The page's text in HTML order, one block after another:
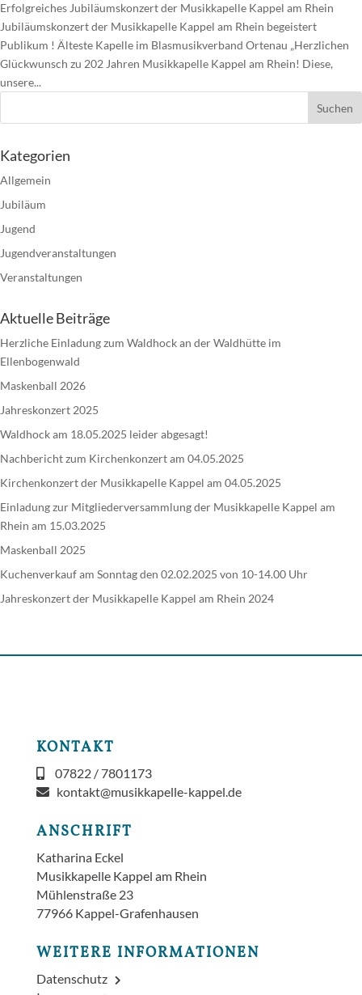
Erfolgreiches Jubiläumskonzert der Musikkapelle Kappel am Rhein
Jubiläumskonzert der Musikkapelle Kappel am Rhein begeistert
Publikum ! Älteste Kapelle im Blasmusikverband Ortenau „Herzlichen
Glückwunsch zu 202 Jahren Musikkapelle Kappel am Rhein! Diese,
unsere...
Kategorien
Allgemein
Jubiläum
Jugend
Jugendveranstaltungen
Veranstaltungen
Aktuelle Beiträge
Herzliche Einladung zum Waldhock an der Waldhütte im
Ellenbogenwald
Maskenball 2026
Jahreskonzert 2025
Waldhock am 18.05.2025 leider abgesagt!
Nachbericht zum Kirchenkonzert am 04.05.2025
Kirchenkonzert der Musikkapelle Kappel am 04.05.2025
Einladung zur Mitgliederversammlung der Musikkapelle Kappel am
Rhein am 15.03.2025
Maskenball 2025
Kuchenverkauf am Sonntag den 02.02.2025 von 10-14.00 Uhr
Jahreskonzert der Musikkapelle Kappel am Rhein 2024
KONTAKT
07822 / 7801173
kontakt@musikkapelle-kappel.de
ANSCHRIFT
Katharina Eckel
Musikkapelle Kappel am Rhein
Mühlenstraße 23
77966 Kappel-Grafenhausen
WEITERE INFORMATIONEN
Datenschutz